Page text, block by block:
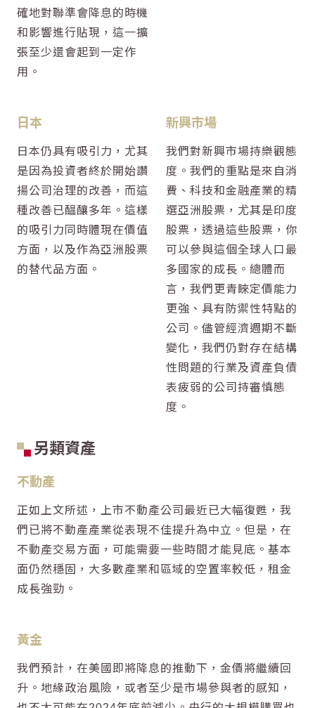
確地對聯準會降息的時機
和影響進行貼現，這一擴
張至少還會起到一定作
用。
日本
日本仍具有吸引力，尤其
是因為投資者終於開始讚
揚公司治理的改善，而這
種改善已醖釀多年。這樣
的吸引力同時體現在價值
方面，以及作為亞洲股票
的替代品方面。
新興市場
我們對新興市場持樂觀態
度。我們的重點是來自消
費、科技和金融產業的精
選亞洲股票，尤其是印度
股票，透過這些股票，你
可以參與這個全球人口最
多國家的成長。總體而
言，我們更青睞定價能力
更強、具有防禦性特點的
公司。儘管經濟週期不斷
變化，我們仍對存在結構
性問題的行業及資產負債
表疲弱的公司持審慎態
度。
另類資產
不動產
正如上文所述，上市不動產公司最近已大幅復甦，我
們已將不動產產業從表現不佳提升為中立。但是，在
不動產交易方面，可能需要一些時間才能見底。基本
面仍然穩固，大多數產業和區域的空置率較低，租金
成長強勁。
黃金
我們預計，在美國即將降息的推動下，金價將繼續回
升。地緣政治風險，或者至少是市場參與者的感知，